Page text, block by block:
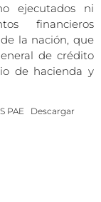
ejecutados ni
financieros
la nación, que
de crédito
de hacienda y
PAE Descargar